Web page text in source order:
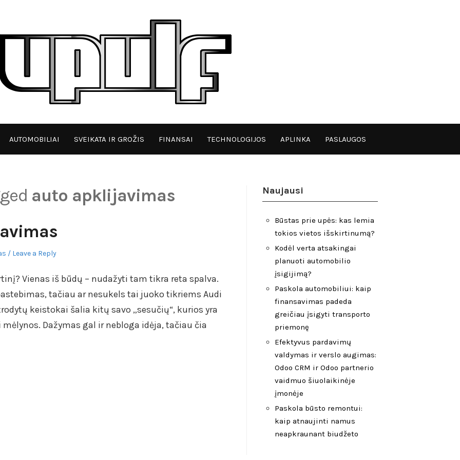
AUTOMOBILIAI SVEIKATA IR GROŽIS FINANSAI TECHNOLOGIJOS APLINKA PASLAUGOS
auto apklijavimas
Leave a Reply
Vienas iš būdų – nudažyti tam tikra reta spalva.
tačiau ar nesukels tai juoko tikriems Audi
keistokai šalia kitų savo „sesučių“, kurios yra
Dažymas gal ir nebloga idėja, tačiau čia
Naujausi
Būstas prie upės: kas lemia
tokios vietos išskirtinumą?
Kodėl verta atsakingai
planuoti automobilio
įsigijimą?
Paskola automobiliui: kaip
finansavimas padeda
greičiau įsigyti transporto
priemonę
Efektyvus pardavimų
valdymas ir verslo augimas:
Odoo CRM ir Odoo partnerio
vaidmuo šiuolaikinėje
įmonėje
Paskola būsto remontui:
kaip atnaujinti namus
neapkraunant biudžeto